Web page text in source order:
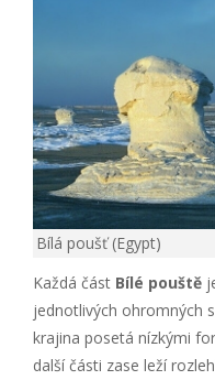
Bílá poušť (Egypt)
Každá část Bílé pouště
jednotlivých ohromných
krajina posetá nízkými
další části zase leží